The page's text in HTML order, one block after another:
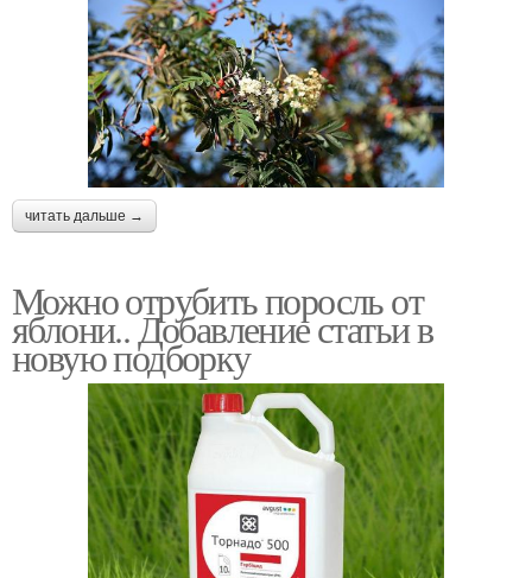
читать дальше →
Можно отрубить поросль от
яблони.. Добавление статьи в
новую подборку